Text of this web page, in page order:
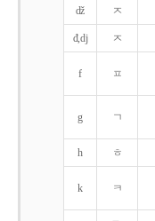
dž ㅈ
đ,dj ㅈ
f ㅍ
g ㄱ
h ㅎ
k ㅋ